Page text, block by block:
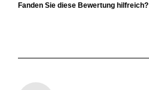
Fanden Sie diese Bewertung hilfreich?